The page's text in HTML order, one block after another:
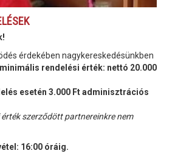
érdekében nagykereskedésünkben
rendelési érték: nettó 20.000
esetén 3.000 Ft adminisztrációs
szerződött partnereinkre nem
16:00 óráig.